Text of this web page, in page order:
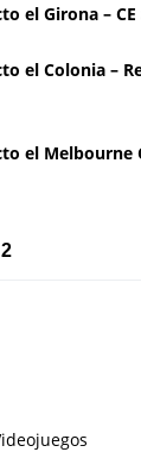
el Girona –
el Colonia –
el Melbourne